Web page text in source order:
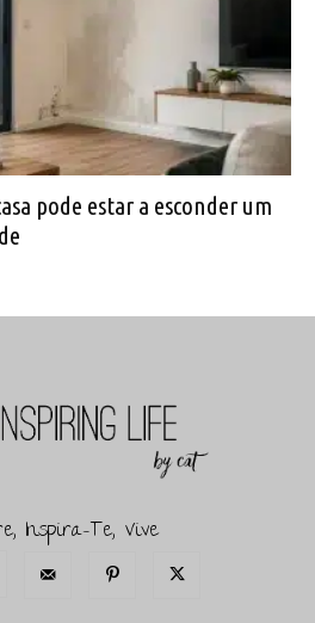
pode estar a esconder um
Inspira-Te, Vive